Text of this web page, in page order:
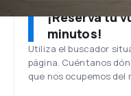
¡Reserva tu
minutos!
Utiliza el buscador
página. Cuéntanos
que nos ocupemos del